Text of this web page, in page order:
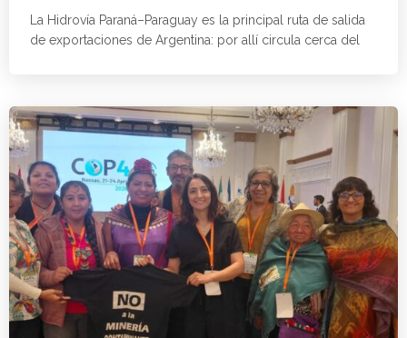
La Hidrovía Paraná–Paraguay es la principal ruta de salida
de exportaciones de Argentina: por allí circula cerca del